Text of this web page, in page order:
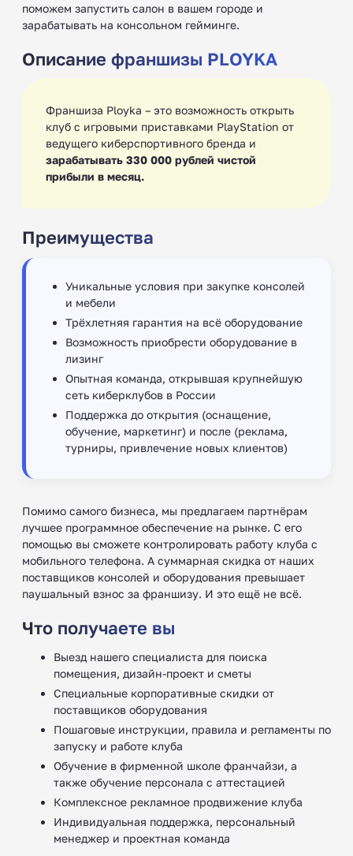
поможем запустить салон в вашем городе и
зарабатывать на консольном гейминге.
Описание франшизы PLOYKA
Франшиза Ployka – это возможность открыть
клуб с игровыми приставками PlayStation от
ведущего киберспортивного бренда и
зарабатывать 330 000 рублей чистой
прибыли в месяц.
Преимущества
Уникальные условия при закупке консолей
и мебели
Трёхлетняя гарантия на всё оборудование
Возможность приобрести оборудование в
лизинг
Опытная команда, открывшая крупнейшую
сеть киберклубов в России
Поддержка до открытия (оснащение,
обучение, маркетинг) и после (реклама,
турниры, привлечение новых клиентов)
Помимо самого бизнеса, мы предлагаем партнёрам
лучшее программное обеспечение на рынке. С его
помощью вы сможете контролировать работу клуба с
мобильного телефона. А суммарная скидка от наших
поставщиков консолей и оборудования превышает
паушальный взнос за франшизу. И это ещё не всё.
Что получаете вы
Выезд нашего специалиста для поиска
помещения, дизайн-проект и сметы
Специальные корпоративные скидки от
поставщиков оборудования
Пошаговые инструкции, правила и регламенты по
запуску и работе клуба
Обучение в фирменной школе франчайзи, а
также обучение персонала с аттестацией
Комплексное рекламное продвижение клуба
Индивидуальная поддержка, персональный
менеджер и проектная команда